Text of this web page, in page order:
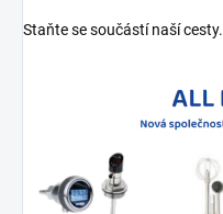
Staňte se součástí naší cesty.